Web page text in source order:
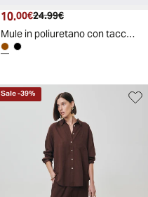
Prezzo attuale
10.00€ Prezzo originale
24.99€
Mule in poliuretano con tacco effetto legno - Testa di moro
Sale-39%